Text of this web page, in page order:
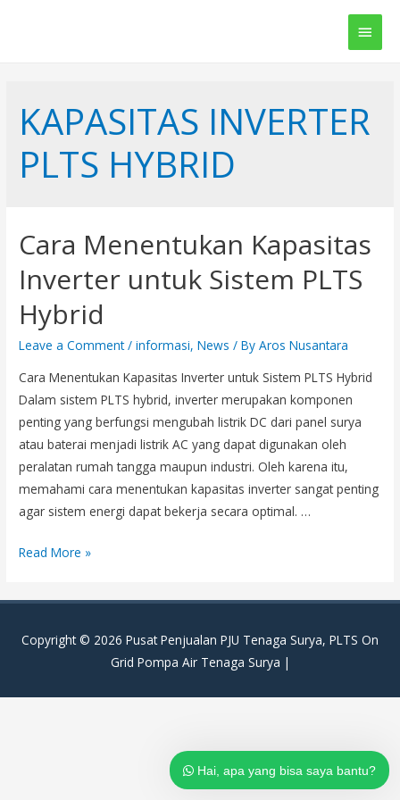
Main
KAPASITAS INVERTER
PLTS HYBRID
Cara Menentukan Kapasitas
Inverter untuk Sistem PLTS
Hybrid
Leave a Comment /informasi,News / ByAros Nusantara
Cara Menentukan Kapasitas Inverter untuk Sistem PLTS Hybrid
Dalam sistem PLTS hybrid, inverter merupakan komponen
penting yang berfungsi mengubah listrik DC dari panel surya
atau baterai menjadi listrik AC yang dapat digunakan oleh
peralatan rumah tangga maupun industri. Oleh karena itu,
memahami cara menentukan kapasitas inverter sangat penting
agar sistem energi dapat bekerja secara optimal. …
Cara
Kapasitas
untuk
Read More »
Copyright © 2026 Pusat Penjualan PJU Tenaga Surya, PLTS On
Grid Pompa Air Tenaga Surya |
Hai, apa yang bisa saya bantu?